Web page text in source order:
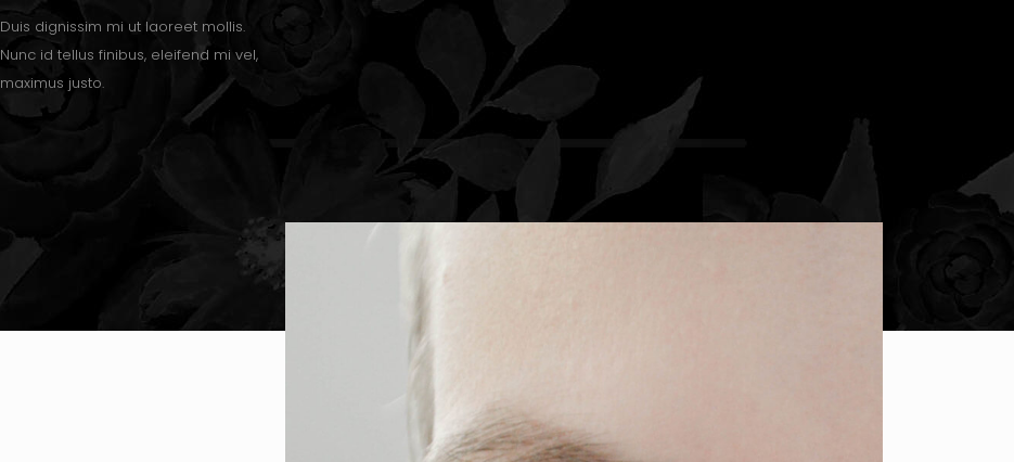
Duis dignissim mi ut laoreet mollis.
Nunc id tellus finibus, eleifend mi vel,
maximus justo.